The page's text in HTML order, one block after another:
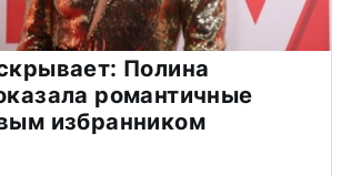
Полина
романтичные
избранником